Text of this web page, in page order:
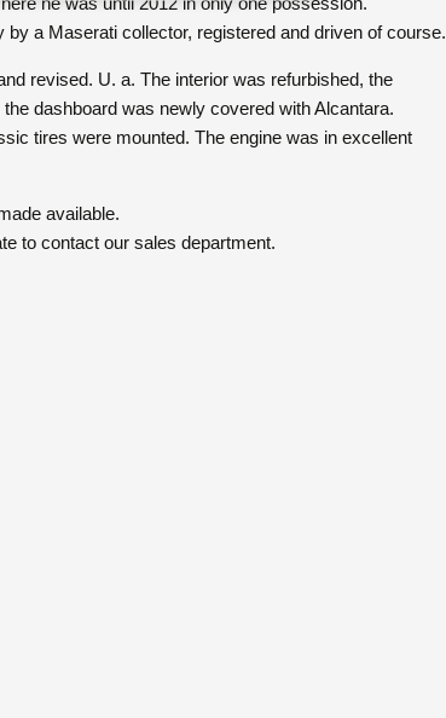
a Maserati collector, registered and driven of course.
revised. U. a. The interior was refurbished, the
dashboard was newly covered with Alcantara.
tires were mounted. The engine was in excellent
available.
to contact our sales department.